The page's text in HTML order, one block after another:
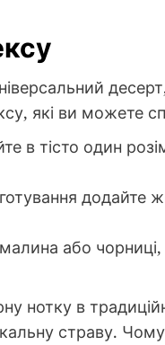
які ви можете
в тісто один
додайте
малина або
нотку в
страву.